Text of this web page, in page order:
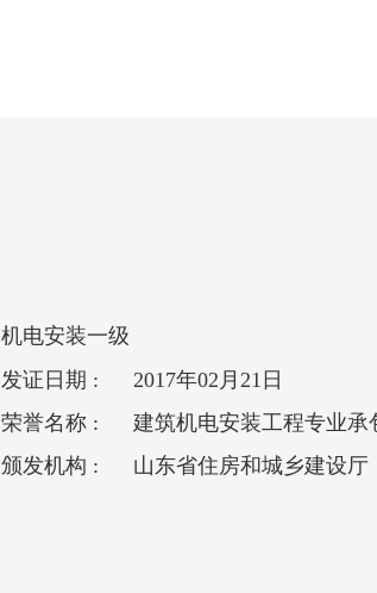
机电安装一级
发证日期 :
2017年02月21日
荣誉名称 :
建筑机电安装工程专业承
颁发机构 :
山东省住房和城乡建设厅